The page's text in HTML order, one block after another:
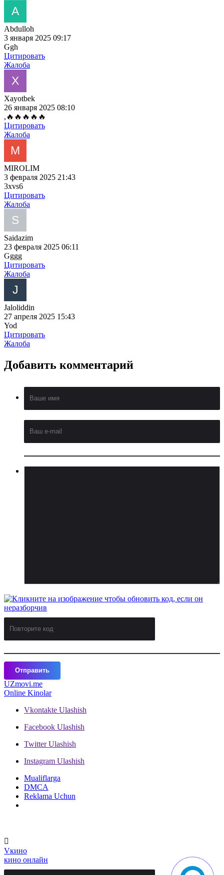
Abdulloh
3 января 2025 09:17
Ggh
Цитировать
Жалоба
Xayotbek
26 января 2025 08:10
,🔥🔥🔥🔥🔥
Цитировать
Жалоба
MIROLIM
3 февраля 2025 21:43
3xvs6
Цитировать
Жалоба
Saidazim
23 февраля 2025 06:11
Gggg
Цитировать
Жалоба
Jaloliddin
27 апреля 2025 15:43
Yod
Цитировать
Жалоба
Добавить комментарий
Отправить
UZmovi.me
Online Kinolar
Vkontakte Ulashish
Facebook Ulashish
Twitter Ulashish
Instagram Ulashish
Mualiflarga
DMCA
Reklama Uchun
Vкино
кино онлайн